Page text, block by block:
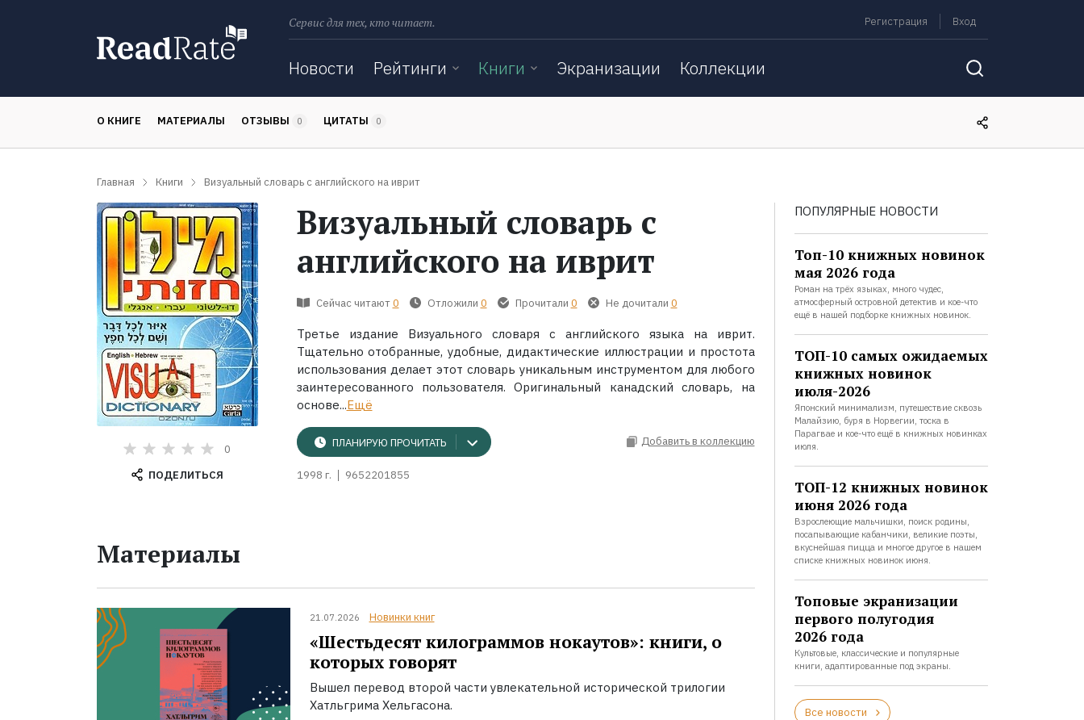
Сервис для тех, кто читает. Регистрация Вход
Новости Рейтинги Книги Экранизации Коллекции
О КНИГЕ МАТЕРИАЛЫ ОТЗЫВЫ 0 ЦИТАТЫ 0
Главная Книги Визуальный словарь с английского на иврит
0
ПОДЕЛИТЬСЯ
Визуальный словарь с
английского на иврит
Сейчас читают 0 Отложили 0 Прочитали 0 Не дочитали 0
Третье издание Визуального словаря с английского языка на иврит.
Тщательно отобранные, удобные, дидактические иллюстрации и простота
использования делает этот словарь уникальным инструментом для любого
заинтересованного пользователя. Оригинальный канадский словарь, на
основе...Ещё
ПЛАНИРУЮ ПРОЧИТАТЬ Добавить в коллекцию
1998 г. 9652201855
Материалы
21.07.2026 Новинки книг
«Шестьдесят килограммов нокаутов»: книги, о
которых говорят
Вышел перевод второй части увлекательной исторической трилогии
Хатльгрима Хельгасона.
ПОПУЛЯРНЫЕ НОВОСТИ
Топ-10 книжных новинок
мая 2026 года
Роман на трёх языках, много чудес,
атмосферный островной детектив и кое-что
ещё в нашей подборке книжных новинок.
ТОП-10 самых ожидаемых
книжных новинок
июля-2026
Японский минимализм, путешествие сквозь
Малайзию, буря в Норвегии, тоска в
Парагвае и кое-что ещё в книжных новинках
июля.
ТОП-12 книжных новинок
июня 2026 года
Взрослеющие мальчишки, поиск родины,
посапывающие кабанчики, великие поэты,
вкуснейшая пицца и многое другое в нашем
списке книжных новинок июня.
Топовые экранизации
первого полугодия
2026 года
Культовые, классические и популярные
книги, адаптированные под экраны.
Все новости